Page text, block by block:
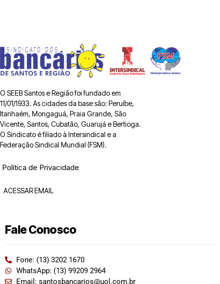
O SEEB Santos e Região foi fundado em
11/01/1933. As cidades da base são: Peruíbe,
Itanhaém, Mongaguá, Praia Grande, São
Vicente, Santos, Cubatão, Guarujá e Bertioga.
O Sindicato é filiado à Intersindical e a
Federação Sindical Mundial (FSM).
Política de Privacidade
ACESSAR EMAIL
Fale Conosco
Fone: (13) 3202 1670
WhatsApp: (13) 99209 2964
Email: santosbancarios@uol.com.br